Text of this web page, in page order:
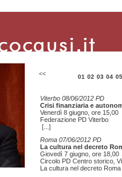
<< 01 02 03 04 05
Viterbo 08/06/2012 PD
Crisi finanziaria e
Venerdì 8 giugno, ore 15,00
Federazione PD Viterbo
[...]
Roma 07/06/2012 PD
La cultura nel decreto
Giovedì 7 giugno, ore 18,00
Circolo PD Centro storico,
La cultura nel decreto